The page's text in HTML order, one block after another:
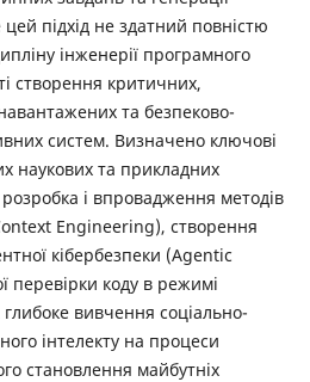
підхід не здатний повністю
інженерії програмного
створення критичних,
та безпеково-
систем. Визначено ключові
наукових та прикладних
і впровадження методів
Engineering), створення
кібербезпеки (Agentic
перевірки коду в режимі
вивчення соціально-
інтелекту на процеси
становлення майбутніх